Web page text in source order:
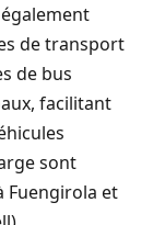
de transport
de bus
facilitant
sont
Fuengirola et